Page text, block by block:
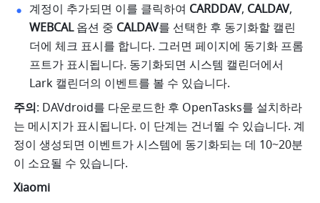
계정이 추가되면 이를 클릭하여 CARDDAV, CALDAV
WEBCAL 옵션 중 CALDAV를 선택한 후 동기화할 캘린
더에 체크 표시를 합니다. 그러면 페이지에 동기화 프롬
프트가 표시됩니다. 동기화되면 시스템 캘린더에서
Lark 캘린더의 이벤트를 볼 수 있습니다.
주의: DAVdroid를 다운로드한 후 OpenTasks를 설치하라
는 메시지가 표시됩니다. 이 단계는 건너뛸 수 있습니다. 계
정이 생성되면 이벤트가 시스템에 동기화되는 데 10~20분
이 소요될 수 있습니다.
Xiaomi